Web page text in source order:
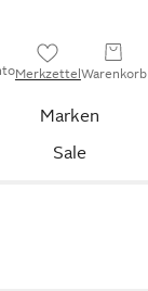
MerkzettelWarenkorb
Marken
Sale